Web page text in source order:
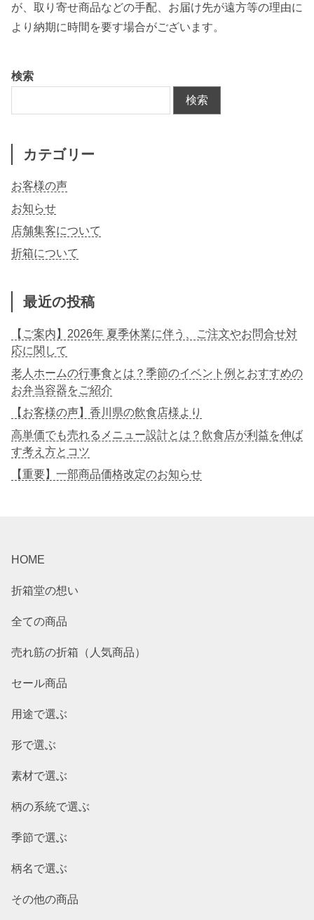
が、取り寄せ商品などの手配、お届け先が遠方等の理由に
より納期に時間を要す場合がございます。
検索
検索
カテゴリー
お客様の声
お知らせ
店舗集客について
折箱について
最近の投稿
【ご案内】2026年 夏季休業に伴う、ご注文やお問合せ対
応に関して
老人ホームの行事食とは？季節のイベント例とおすすめの
お弁当容器をご紹介
【お客様の声】香川県の飲食店様より
高単価でも売れるメニュー設計とは？飲食店が利益を伸ば
す考え方とコツ
【重要】一部商品価格改定のお知らせ
HOME
折箱堂の想い
全ての商品
売れ筋の折箱（人気商品）
セール商品
用途で選ぶ
形で選ぶ
素材で選ぶ
柄の系統で選ぶ
季節で選ぶ
柄名で選ぶ
その他の商品